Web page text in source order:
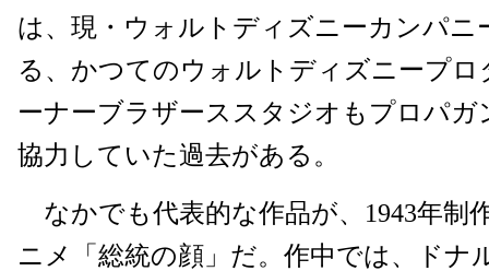
は、現・ウォルトディズニーカンパニ
る、かつてのウォルトディズニープ
ーナーブラザーススタジオもプロパガ
協力していた過去がある。
なかでも代表的な作品が、1943年制
ニメ「総統の顔」だ。作中では、ドナ